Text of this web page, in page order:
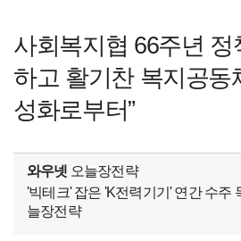
사회복지협 66주년 정
하고 활기찬 복지공동
성화로부터”
와우넷 오늘장전략
'빅테크' 잡은 'K전력기기' 연간 수주
늘장전략